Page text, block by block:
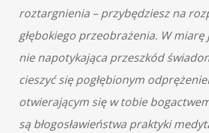
roztargnienia – przybędziesz na
głębokiego przeobrażenia. W miarę
nie napotykająca przeszkód
cieszyć się pogłębionym
otwierającym się w tobie
są błogosławieństwa praktyki